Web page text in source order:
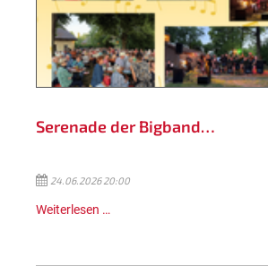
Serenade der Bigband…
24.06.2026 20:00
Weiterlesen …